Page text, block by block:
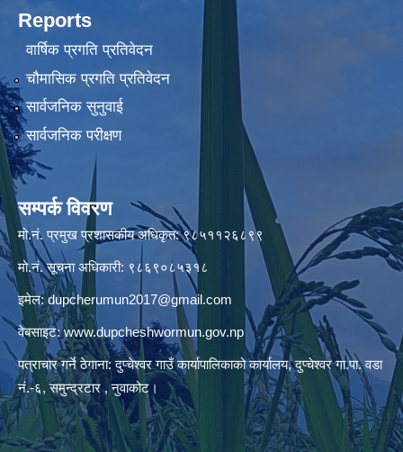
Reports
वार्षिक प्रगति प्रतिवेदन
चौमासिक प्रगति प्रतिवेदन
सार्वजनिक सुनुवाई
सार्वजनिक परीक्षण
सम्पर्क विवरण
मो.नं. प्रमुख प्रशासकीय अधिकृत: ९८५११२६८९९
मो.नं. सूचना अधिकारी: ९८६९०८५३१८
इमेल:dupcherumun2017@gmail.com
वेबसाइट:www.dupcheshwormun.gov.np
पत्राचार गर्ने ठेगाना: दुप्चेश्वर गाउँ कार्यापालिकाको कार्यालय, दुप्चेश्वर गा.पा. वडा
नं.-६, समुन्द्रटार , नुवाकोट।